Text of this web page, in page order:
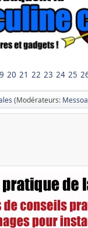
20 21 22 23 24 25
(Modérateurs: Messoa